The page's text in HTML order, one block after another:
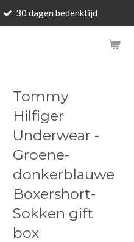
-
30 dagen bedenktijd
Tommy
Hilfiger
Underwear -
Groene-
donkerblauwe
Boxershort-
Sokken gift
box